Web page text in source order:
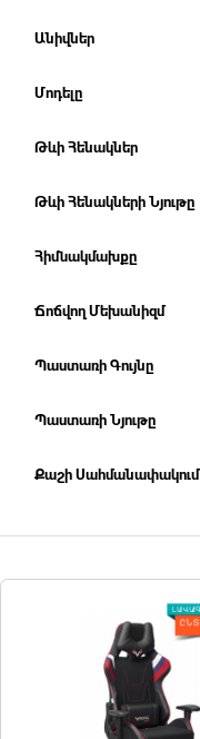
Անիվներ
Մոդելը
Թևի Հենակներ
Թևի Հենակների Նյութը
Հիմնակմախքը
Ճոճվող Մեխանիզմ
Պաստառի Գույնը
Պաստառի Նյութը
Քաշի Սահմանափակում